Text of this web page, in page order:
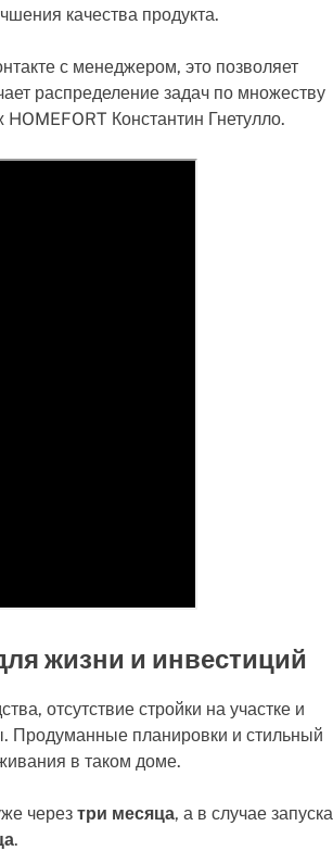
качества продукта.
с менеджером, это позволяет
распределение задач по множеству
Константин Гнетулло.
жизни и инвестиций
отсутствие стройки на участке и
Продуманные планировки и стильный
в таком доме.
через три месяца, а в случае запуска
.